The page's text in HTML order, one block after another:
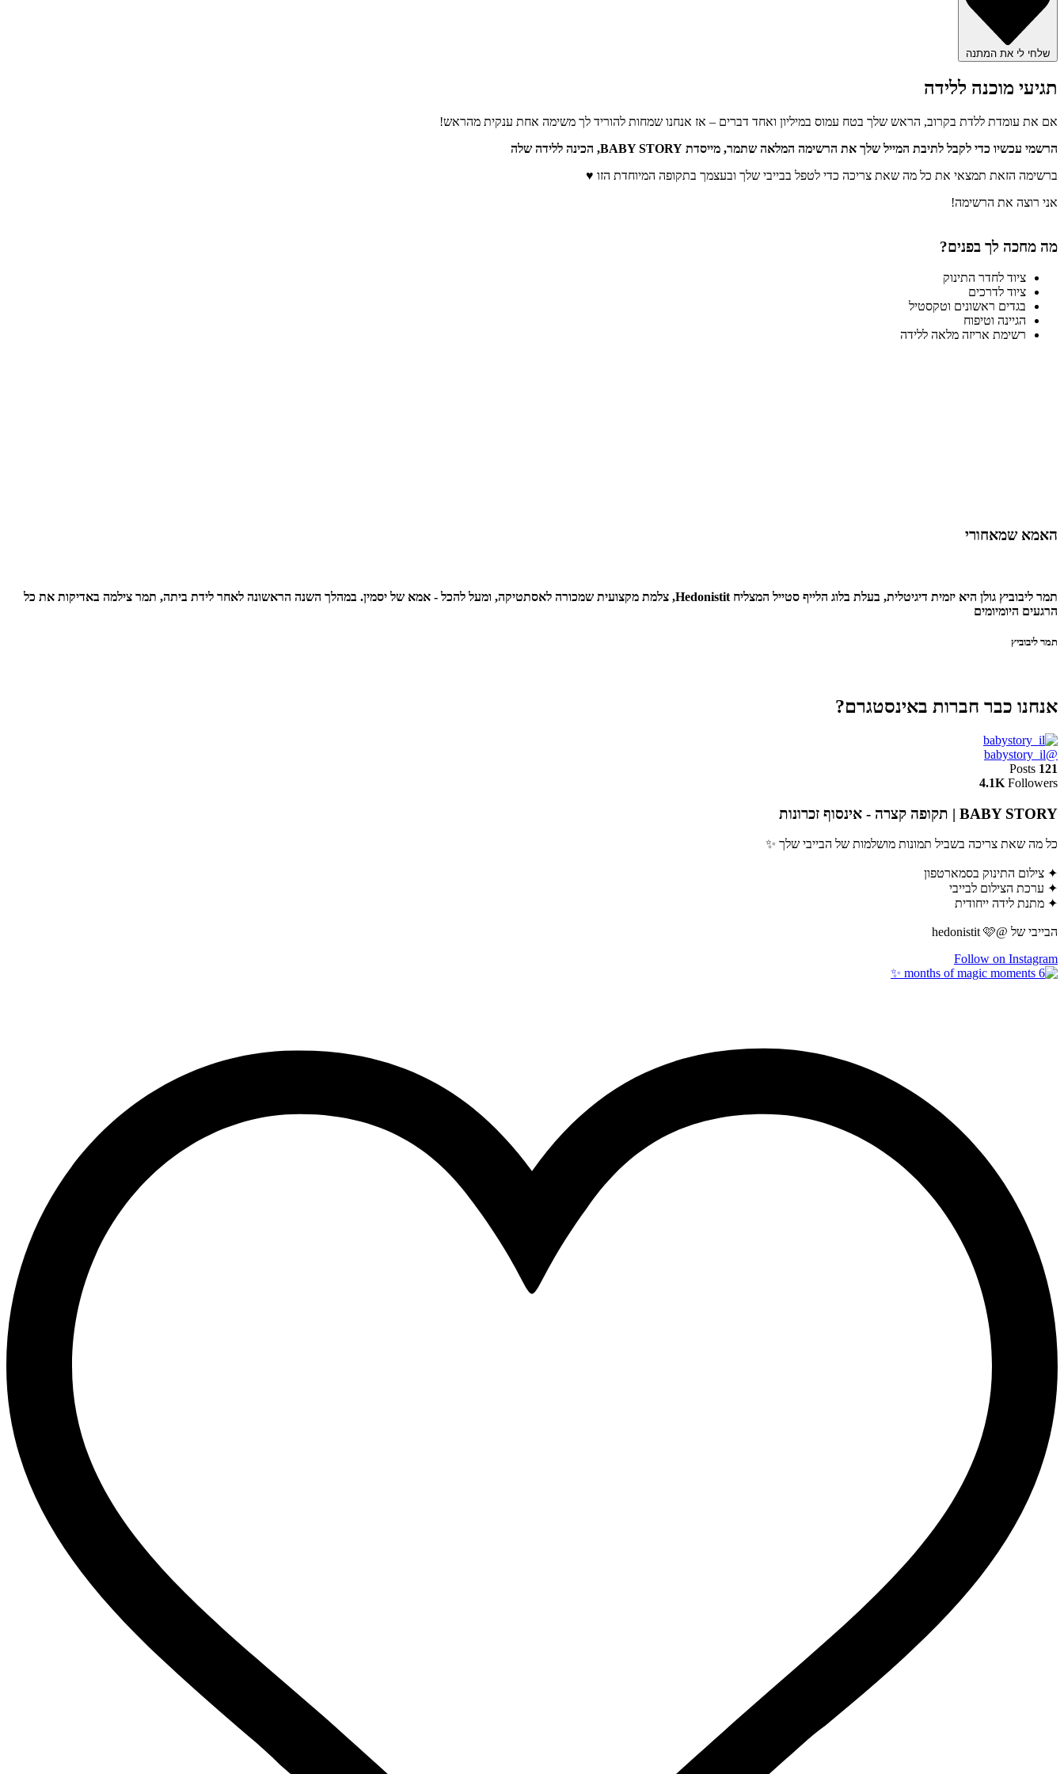
שלחי לי את המתנה
תגיעי מוכנה ללידה
אם את עומדת ללדת בקרוב, הראש שלך בטח עמוס במיליון ואחד דברים – אז אנחנו שמחות להוריד לך משימה אחת ענקית מהראש!
הרשמי עכשיו כדי לקבל לתיבת המייל שלך את הרשימה המלאה שתמר, מייסדת BABY STORY, הכינה ללידה שלה
ברשימה הזאת תמצאי את כל מה שאת צריכה כדי לטפל בבייבי שלך ובעצמך בתקופה המיוחדת הזו ♥
אני רוצה את הרשימה!
מה מחכה לך בפנים?
ציוד לחדר התינוק
ציוד לדרכים
בגדים ראשונים וטקסטיל
הגיינה וטיפוח
רשימת אריזה מלאה ללידה
האמא שמאחורי
תמר ליבוביץ גולן היא יזמית דיגיטלית, בעלת בלוג הלייף סטייל המצליח Hedonistit, צלמת מקצועית שמכורה לאסתטיקה, ומעל להכל - אמא של יסמין. במהלך השנה הראשונה לאחר לידת ביתה, תמר צילמה באדיקות את כל
הרגעים היומיומים
תמר ליבוביץ
אנחנו כבר חברות באינסטגרם?
@babystory_il
121
Posts
4.1K Followers
BABY STORY | תקופה קצרה - אינסוף זכרונות
כל מה שאת צריכה בשביל תמונות מושלמות של הבייבי שלך ✨
✦ צילום התינוק בסמארטפון
✦ ערכת הצילום לבייבי
✦ מתנת לידה ייחודית
הבייבי של @hedonistit 🩷
Follow on Instagram